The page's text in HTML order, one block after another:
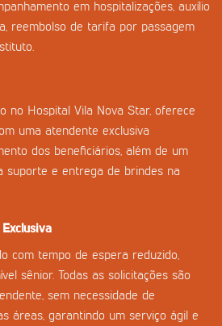
em hospitalizações, auxílio
reembolso de tarifa por passagem
no Hospital Vila Nova Star, oferece
uma atendente exclusiva
dos beneficiários, além de um
suporte e entrega de brindes na
com tempo de espera reduzido,
sênior. Todas as solicitações são
sem necessidade de
áreas, garantindo um serviço ágil e